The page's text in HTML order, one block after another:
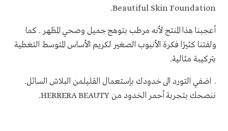
Beautiful Skin Foundation
.
أعجبنا هذا المنتج لأنه مرطب بتوهج جميل وصحي المظهر . كما
ولفتنا كثيرًا فكرة الأنبوب الصغير لكريم الأساس المتوسط التغطية
بتركيبة مثالية.
ـ اضفي التورد الى خدودك بإستعمال القليلمن البلاش السائل.
ننصحك بتجربةأحمر الخدود منHERRERA BEAUTY
.